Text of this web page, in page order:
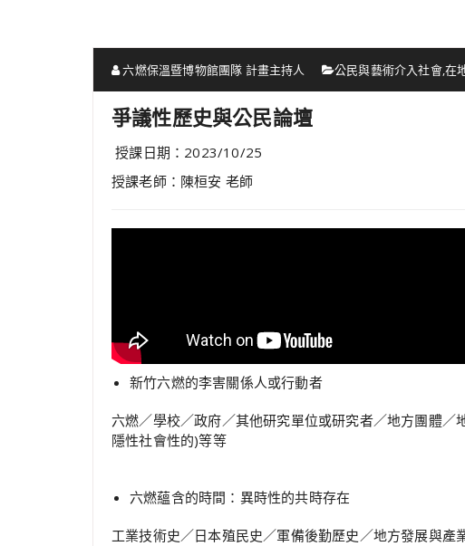
六燃保溫暨博物館團隊 計畫主持人 公民與藝術介入社會,在
爭議性歷史與公民論壇
授課日期：2023/10/25
授課老師：陳桓安 老師
新竹六燃的李害關係人或行動者
六燃／學校／政府／其他研究單位或研究者／地方團體／
隱性社會性的)等等
六燃蘊含的時間：異時性的共時存在
工業技術史／日本殖民史／軍備後勤歷史／地方發展與